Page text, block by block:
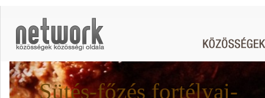
Sütés-főzés fortélyai-